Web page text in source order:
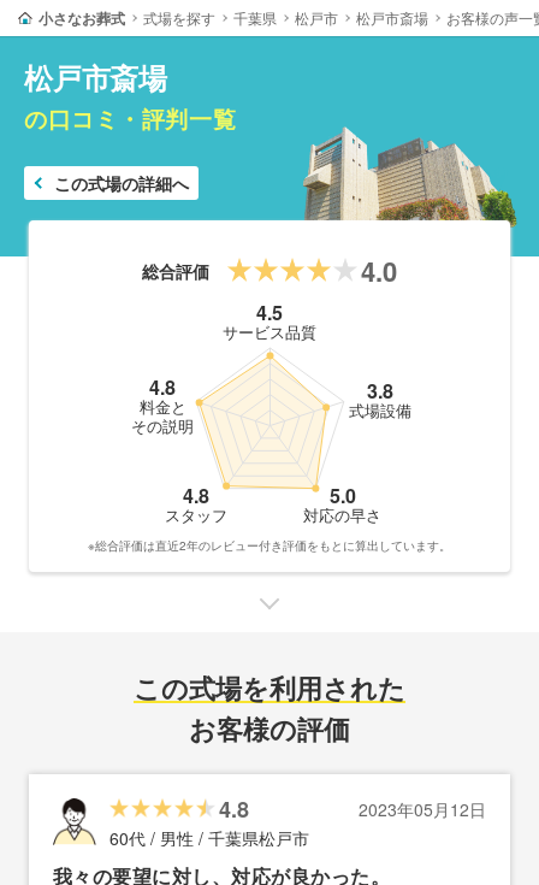
小さなお葬式 式場を探す 千葉県 松戸市 松戸市斎場 お客様の声一
松戸市斎場
の口コミ・評判一覧
この式場の詳細へ
総合評価 4.0
4.5
サービス品質
3.8
式場設備
5.0
対応の早さ
4.8
スタッフ
4.8
料金と
その説明
※総合評価は直近2年のレビュー付き評価をもとに算出しています。
この式場を利用された
お客様の評価
4.8
2023年05月12日
60代 / 男性 / 千葉県松戸市
我々の要望に対し、対応が良かった。